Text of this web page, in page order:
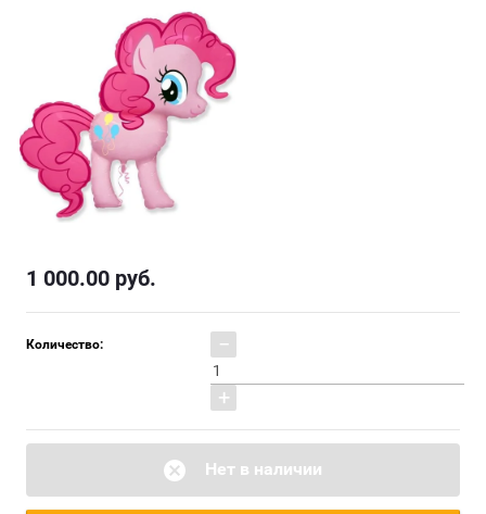
1 000.00 руб.
Количество: −
+
Нет в наличии